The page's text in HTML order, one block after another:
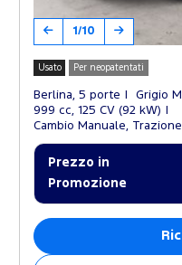
1/10
Usato Per neopatentati
Berlina, 5 porte Grigio
999 cc, 125 CV (92 kW)
Cambio Manuale,
Prezzo in
Promozione